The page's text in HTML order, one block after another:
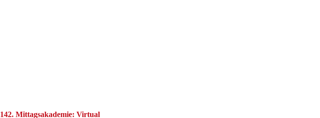
142. Mittagsakademie: Virtual